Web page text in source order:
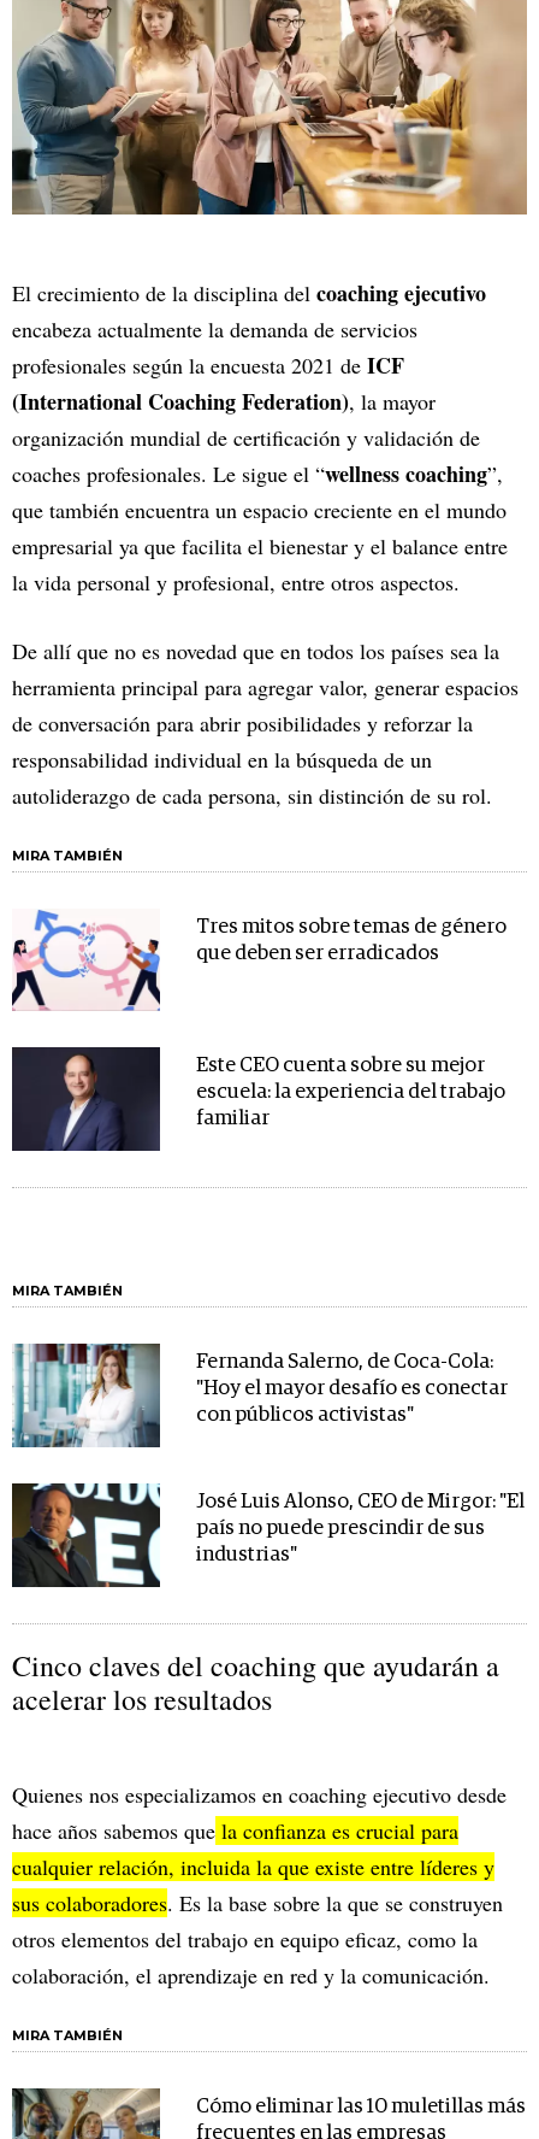
El crecimiento de la disciplina del coaching ejecutivo
encabeza actualmente la demanda de servicios
profesionales según la encuesta 2021 de ICF
(International Coaching Federation), la mayor
organización mundial de certificación y validación de
coaches profesionales. Le sigue el “wellness coaching”,
que también encuentra un espacio creciente en el mundo
empresarial ya que facilita el bienestar y el balance entre
la vida personal y profesional, entre otros aspectos.
De allí que no es novedad que en todos los países sea la
herramienta principal para agregar valor, generar espacios
de conversación para abrir posibilidades y reforzar la
responsabilidad individual en la búsqueda de un
autoliderazgo de cada persona, sin distinción de su rol.
MIRA TAMBIÉN
Tres mitos sobre temas de género
que deben ser erradicados
Este CEO cuenta sobre su mejor
escuela: la experiencia del trabajo
familiar
MIRA TAMBIÉN
Fernanda Salerno, de Coca-Cola:
"Hoy el mayor desafío es conectar
con públicos activistas"
José Luis Alonso, CEO de Mirgor: "El
país no puede prescindir de sus
industrias"
Cinco claves del coaching que ayudarán a
acelerar los resultados
Quienes nos especializamos en coaching ejecutivo desde
hace años sabemos que la confianza es crucial para
cualquier relación, incluida la que existe entre líderes y
sus colaboradores. Es la base sobre la que se construyen
otros elementos del trabajo en equipo eficaz, como la
colaboración, el aprendizaje en red y la comunicación.
MIRA TAMBIÉN
Cómo eliminar las 10 muletillas más
frecuentes en las empresas